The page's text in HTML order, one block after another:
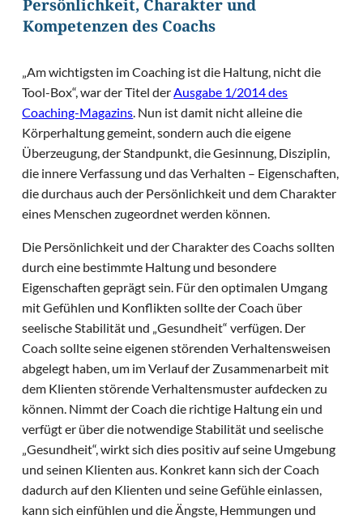
Persönlichkeit, Charakter und
Kompetenzen des Coachs
„Am wichtigsten im Coaching ist die Haltung, nicht die
Tool-Box“, war der Titel derAusgabe 1/2014 des
Coaching-Magazins. Nun ist damit nicht alleine die
Körperhaltung gemeint, sondern auch die eigene
Überzeugung, der Standpunkt, die Gesinnung, Disziplin,
die innere Verfassung und das Verhalten – Eigenschaften,
die durchaus auch der Persönlichkeit und dem Charakter
eines Menschen zugeordnet werden können.
Die Persönlichkeit und der Charakter des Coachs sollten
durch eine bestimmte Haltung und besondere
Eigenschaften geprägt sein. Für den optimalen Umgang
mit Gefühlen und Konflikten sollte der Coach über
seelische Stabilität und „Gesundheit“ verfügen. Der
Coach sollte seine eigenen störenden Verhaltensweisen
abgelegt haben, um im Verlauf der Zusammenarbeit mit
dem Klienten störende Verhaltensmuster aufdecken zu
können. Nimmt der Coach die richtige Haltung ein und
verfügt er über die notwendige Stabilität und seelische
„Gesundheit“, wirkt sich dies positiv auf seine Umgebung
und seinen Klienten aus. Konkret kann sich der Coach
dadurch auf den Klienten und seine Gefühle einlassen,
kann sich einfühlen und die Ängste, Hemmungen und